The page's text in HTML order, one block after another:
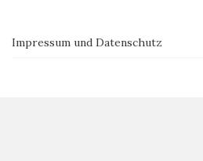
Impressum und Datenschutz